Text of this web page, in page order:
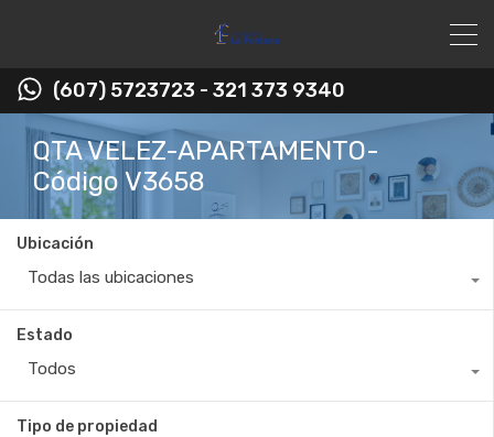
(607) 5723723 - 321 373 9340
QTA VELEZ-APARTAMENTO-
Código V3658
Ubicación
Todas las ubicaciones
Estado
Todos
Tipo de propiedad